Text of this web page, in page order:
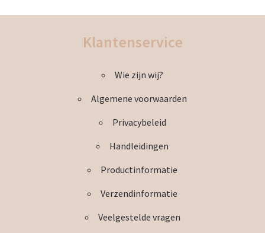
variaties.
optie
gekozen
op
de
Klantenservice
Wie zijn wij?
Algemene voorwaarden
Privacybeleid
Handleidingen
Productinformatie
Verzendinformatie
Veelgestelde vragen